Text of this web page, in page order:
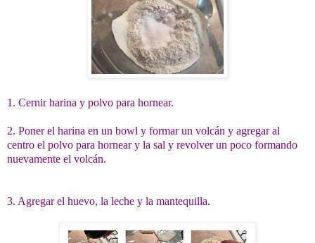
1. Cernir harina y polvo para hornear.
2. Poner el harina en un bowl y formar un volcán y agregar al
centro el polvo para hornear y la sal y revolver un poco formando
nuevamente el volcán.
3. Agregar el huevo, la leche y la mantequilla.